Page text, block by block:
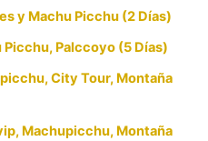
y Machu Picchu (2 Días)
Picchu, Palccoyo (5 Días)
City Tour, Montaña
Machupicchu, Montaña